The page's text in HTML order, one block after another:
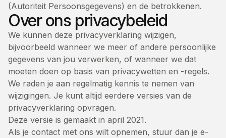
(Autoriteit Persoonsgegevens) en de betrokkenen.
Over ons privacybeleid
We kunnen deze privacyverklaring wijzigen,
bijvoorbeeld wanneer we meer of andere persoonlijke
gegevens van jou verwerken, of wanneer we dat
moeten doen op basis van privacywetten en -regels.
We raden je aan regelmatig kennis te nemen van
wijzigingen. Je kunt altijd eerdere versies van de
privacyverklaring opvragen.
Deze versie is gemaakt in april 2021.
Als je contact met ons wilt opnemen, stuur dan je e-